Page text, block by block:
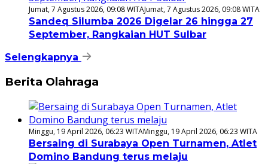
Jumat, 7 Agustus 2026, 09:08 WITAJumat, 7 Agustus 2026, 09:08 WITA
Sandeq Silumba 2026 Digelar 26 hingga 27
September, Rangkaian HUT Sulbar
Selengkapnya
Berita Olahraga
Minggu, 19 April 2026, 06:23 WITAMinggu, 19 April 2026, 06:23 WITA
Bersaing di Surabaya Open Turnamen, Atlet
Domino Bandung terus melaju